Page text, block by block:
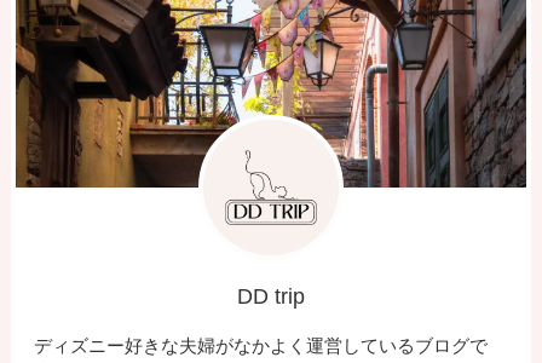
DD trip
ディズニー好きな夫婦がなかよく運営しているブログで